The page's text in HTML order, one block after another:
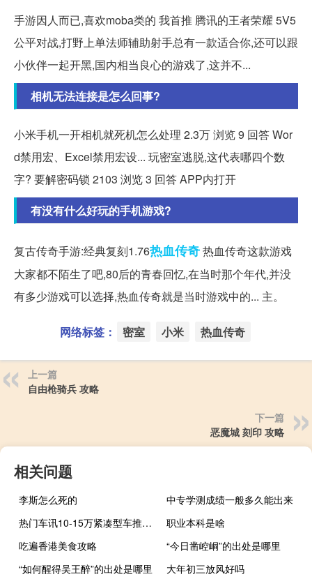
手游因人而已,喜欢moba类的 我首推 腾讯的王者荣耀 5V5
公平对战,打野上单法师辅助射手总有一款适合你,还可以跟
小伙伴一起开黑,国内相当良心的游戏了,这并不...
相机无法连接是怎么回事?
小米手机一开相机就死机怎么处理 2.3万 浏览 9 回答 Wor
d禁用宏、Excel禁用宏设... 玩密室逃脱,这代表哪四个数
字? 要解密码锁 2103 浏览 3 回答 APP内打开
有没有什么好玩的手机游戏?
复古传奇手游:经典复刻1.76热血传奇热血传奇这款游戏
大家都不陌生了吧,80后的青春回忆,在当时那个年代,并没
有多少游戏可以选择,热血传奇就是当时游戏中的... 主。
网络标签： 密室 小米 热血传奇
上一篇
自由枪骑兵 攻略
下一篇
恶魔城 刻印 攻略
相关问题
李斯怎么死的
中专学测成绩一般多久能出来
热门车讯10-15万紧凑型车推荐 新宝来2011款新车上市
职业本科是啥
吃遍香港美食攻略
“今日凿崆峒”的出处是哪里
“如何醒得吴王醉”的出处是哪里
大年初三放风好吗